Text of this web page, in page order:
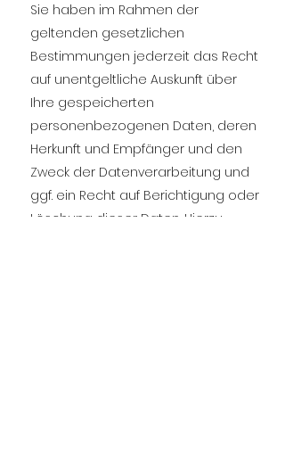
Sie haben im Rahmen der
geltenden gesetzlichen
Bestimmungen jederzeit das Recht
auf unentgeltliche Auskunft über
Ihre gespeicherten
personenbezogenen Daten, deren
Herkunft und Empfänger und den
Zweck der Datenverarbeitung und
ggf. ein Recht auf Berichtigung oder
Löschung dieser Daten. Hierzu